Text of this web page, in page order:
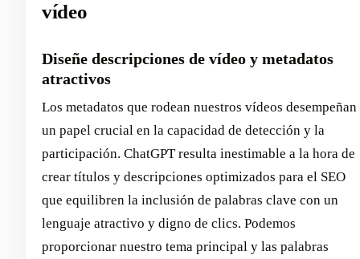
vídeo
Diseñe descripciones de vídeo y metadatos
atractivos
Los metadatos que rodean nuestros vídeos desempeñan
un papel crucial en la capacidad de detección y la
participación. ChatGPT resulta inestimable a la hora de
crear títulos y descripciones optimizados para el SEO
que equilibren la inclusión de palabras clave con un
lenguaje atractivo y digno de clics. Podemos
proporcionar nuestro tema principal y las palabras